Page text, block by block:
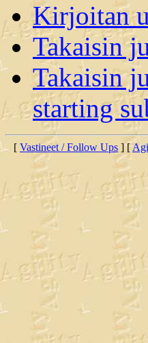
Kirjoitan
Takaisin
Takaisin
starting
[ Vastineet / Follow Ups ] [